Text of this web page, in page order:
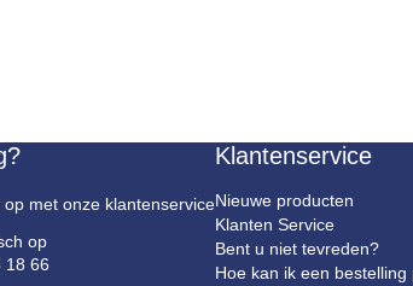
op met onze klantenservice
op
18 66
Klantenservice
Nieuwe producten
Klanten Service
Bent u niet tevreden?
Hoe kan ik een bestelling